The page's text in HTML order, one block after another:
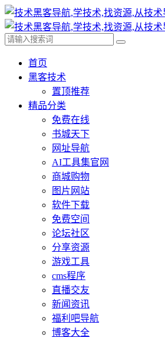
首页
黑客技术
置顶推荐
精品分类
免费在线
书城天下
网址导航
AI工具集官网
商城购物
图片网站
软件下载
免费空间
论坛社区
分享资源
游戏工具
cms程序
直播交友
新闻资讯
福利吧导航
博客大全